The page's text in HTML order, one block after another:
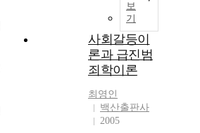
보
기
사회갈등이
론과 급진범
죄학이론
최영인
백산출판사
2005